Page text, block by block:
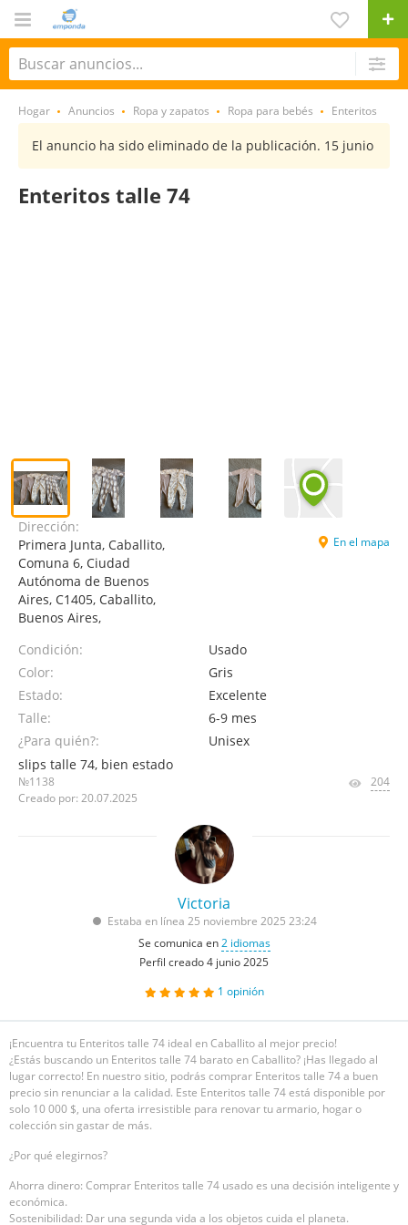
Hogar Anuncios Ropa y zapatos Ropa para bebés Enteritos
El anuncio ha sido eliminado de la publicación. 15 junio
Enteritos talle 74
Dirección:
Primera Junta, Caballito,
Comuna 6, Ciudad
Autónoma de Buenos
Aires, C1405, Caballito,
Buenos Aires,
En el mapa
Condición:
Usado
Color:
Gris
Estado:
Excelente
Talle:
6-9 mes
¿Para quién?:
Unisex
slips talle 74, bien estado
№1138
Creado por: 20.07.2025
204
Victoria
Estaba en línea 25 noviembre 2025 23:24
Se comunica en2 idiomas
Perfil creado 4 junio 2025
1 opinión
¡Encuentra tu Enteritos talle 74 ideal en Caballito al mejor precio!
¿Estás buscando un Enteritos talle 74 barato en Caballito? ¡Has llegado al
lugar correcto! En nuestro sitio, podrás comprar Enteritos talle 74 a buen
precio sin renunciar a la calidad. Este Enteritos talle 74 está disponible por
solo 10 000 $, una oferta irresistible para renovar tu armario, hogar o
colección sin gastar de más.
¿Por qué elegirnos?
Ahorra dinero: Comprar Enteritos talle 74 usado es una decisión inteligente y
económica.
Sostenibilidad: Dar una segunda vida a los objetos cuida el planeta.